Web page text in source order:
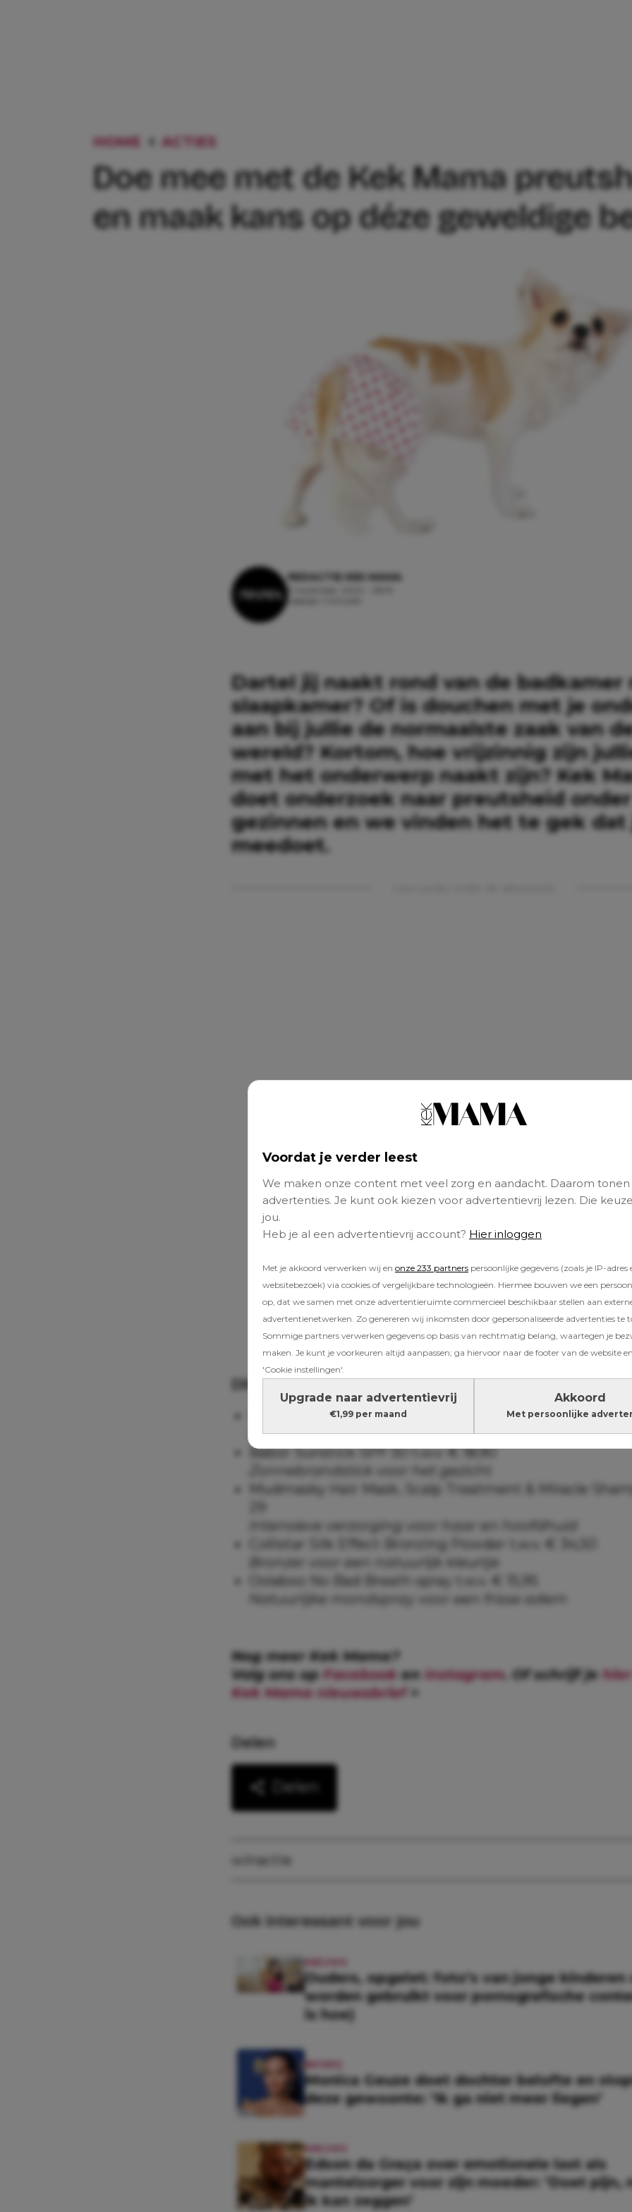
Voordat je verder leest
We maken onze content met veel zorg en aandacht. Daarom tonen
advertenties. Je kunt ook kiezen voor advertentievrij lezen. Die
jou.
Heb je al een advertentievrij account? Hier inloggen
Met je akkoord verwerken wij en onze 233 partners persoonlijke gegevens (zoals je IP-adres
websitebezoek) via cookies of vergelijkbare technologieën. Hiermee bouwen we een
op, dat we samen met onze advertentieruimte commercieel beschikbaar stellen aan
advertentienetwerken. Zo genereren wij inkomsten door gepersonaliseerde advertenties te
Sommige partners verwerken gegevens op basis van rechtmatig belang, waartegen je
maken. Je kunt je voorkeuren altijd aanpassen; ga hiervoor naar de footer van de website
'Cookie instellingen'.
Upgrade naar advertentievrij
€1,99 per maand
Akkoord
Met persoonlijke
HOME ACTIES
Doe mee met de Kek Mama
en maak kans op déze geweldige
REDACTIE KEK MAMA
Dartel jij naakt rond van de badkamer
slaapkamer? Of is douchen met je
aan bij jullie de normaalste zaak van
wereld? Kortom, hoe vrijzinnig zijn
met het onderwerp naakt zijn? Kek
doet onderzoek naar preutsheid
gezinnen en we vinden het te gek dat
meedoet.
Dit zit er allemaal in de beautybox
DermaDiva Wrinkle-Killer Hydrogel t.w.v. € 53,49
Hydrateert en verzacht de huid en vermindert
Babor Sunstick SPF 50 t.w.v. € 18,90
Zonnebrandstick voor het gezicht
Mudmasky Hair Mask, Scalp Treatment & Miracle
Intensieve verzorging voor haar en hoofdhuid
Collistar Silk Effect Bronzing Powder t.w.v. € 34,50
Bronzer voor een natuurlijk kleurtje
Oolaboo No Bad Breath spray t.w.v. € 15,95
Natuurlijke mondspray voor een frisse adem
Nog meer Kek Mama?
Volg ons op Facebook en Instagram. Of schrijf je
Kek Mama nieuwsbrief >
Delen
Delen
winactie
Ook interessant voor jou
Ouders, opgelet: foto’s van jonge kinderen
worden gebruikt voor pornografische
is hoe)
Monica Geuze doet dochter belofte en
deze gewoonte: ‘Ik ga niet meer liegen’
Edson da Graça over emotionele last als
mantelzorger voor zijn moeder: ‘Doet pijn,
ik kan zeggen’